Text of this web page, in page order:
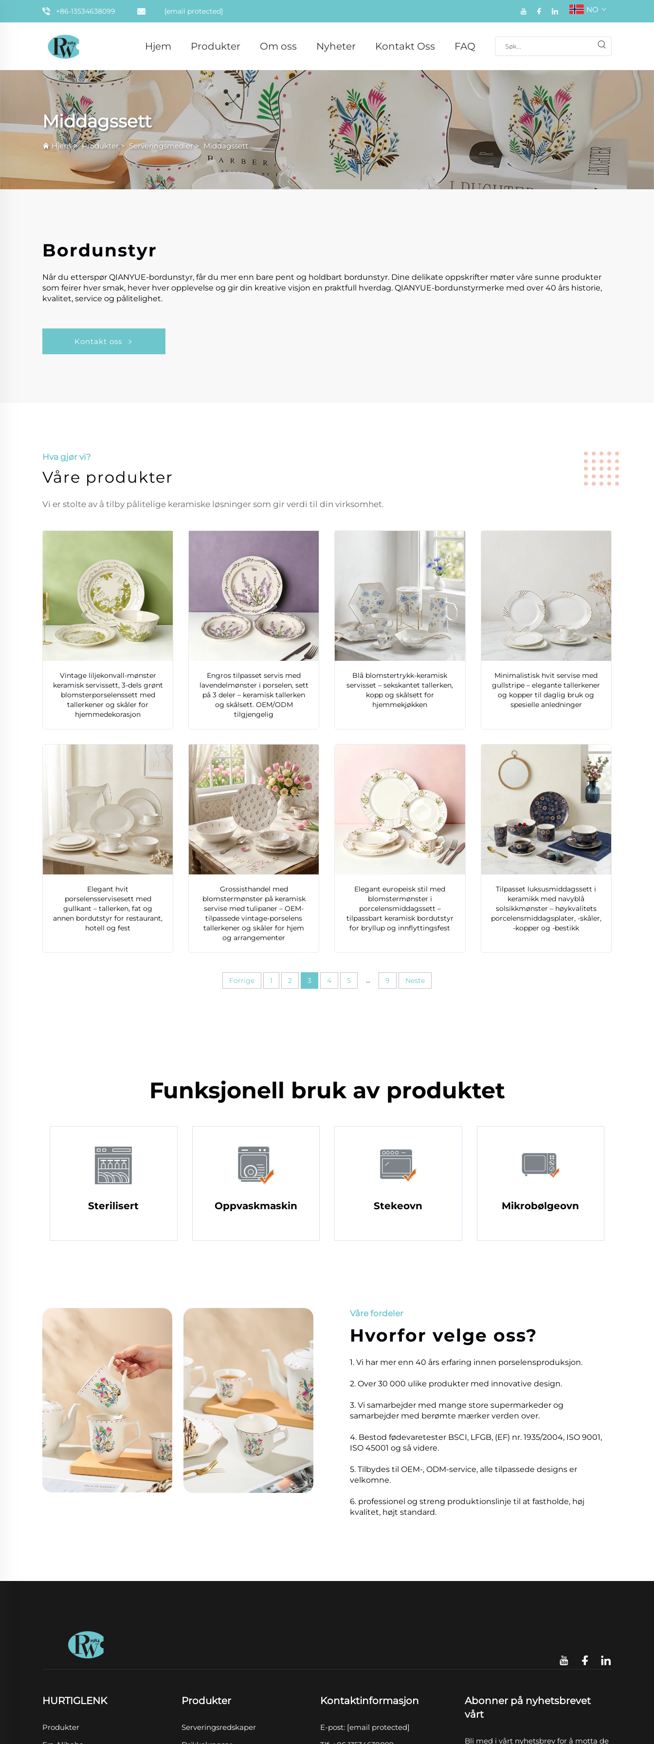
+86-13534638099 [email protected] NO
Hjem Produkter Om oss Nyheter Kontakt Oss FAQ
Middagssett
Hjem>Produkter>Serveringsmedier> Middagssett
Bordunstyr
Når du etterspør QIANYUE-bordunstyr, får du mer enn bare pent og holdbart bordunstyr. Dine delikate oppskrifter møter våre sunne produkter
som feirer hver smak, hever hver opplevelse og gir din kreative visjon en praktfull hverdag. QIANYUE-bordunstyrmerke med over 40 års historie,
kvalitet, service og pålitelighet.
Kontakt oss
Hva gjør vi?
Våre produkter
Vi er stolte av å tilby pålitelige keramiske løsninger som gir verdi til din virksomhet.
Vintage liljekonvall-mønster
keramisk servissett, 3-dels grønt
blomsterporselenssett med
tallerkener og skåler for
hjemmedekorasjon
Engros tilpasset servis med
lavendelmønster i porselen, sett
på 3 deler – keramisk tallerken
og skålsett. OEM/ODM
tilgjengelig
Blå blomstertrykk-keramisk
servisset – sekskantet tallerken,
kopp og skålsett for
hjemmekjøkken
Minimalistisk hvit servise med
gullstripe – elegante tallerkener
og kopper til daglig bruk og
spesielle anledninger
Elegant hvit
porselensservisesett med
gullkant – tallerken, fat og
annen bordutstyr for restaurant,
hotell og fest
Grossisthandel med
blomstermønster på keramisk
servise med tulipaner – OEM-
tilpassede vintage-porselens
tallerkener og skåler for hjem
og arrangementer
Elegant europeisk stil med
blomstermønster i
porcelensmiddagssett –
tilpassbart keramisk bordutstyr
for bryllup og innflyttingsfest
Tilpasset luksusmiddagssett i
keramikk med navyblå
solsikkmønster – høykvalitets
porcelensmiddagsplater, -skåler,
-kopper og -bestikk
Forrige 1 2 3 4 5 ... 9 Neste
Funksjonell bruk av produktet
Sterilisert Oppvaskmaskin Stekeovn Mikrobølgeovn
Våre fordeler
Hvorfor velge oss?
1. Vi har mer enn 40 års erfaring innen porselensproduksjon.
2. Over 30 000 ulike produkter med innovative design.
3. Vi samarbejder med mange store supermarkeder og
samarbejder med berømte mærker verden over.
4. Bestod fødevaretester BSCI, LFGB, (EF) nr. 1935/2004, ISO 9001,
ISO 45001 og så videre.
5. Tilbydes til OEM-, ODM-service, alle tilpassede designs er
velkomne.
6. professionel og streng produktionslinje til at fastholde, høj
kvalitet, højt standard.
HURTIGLENK
Produkter
Produkter
Serveringsredskaper
Kontaktinformasjon
E-post: [email protected]
Abonner på nyhetsbrevet
vårt
Bli med i vårt nyhetsbrev for å motta de